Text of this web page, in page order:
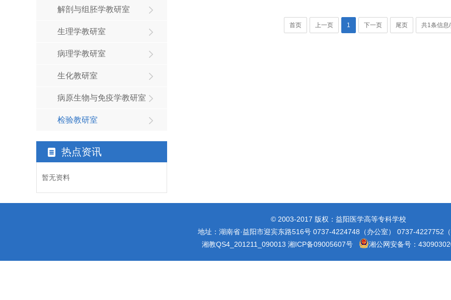
解剖与组胚学教研室
生理学教研室
病理学教研室
生化教研室
病原生物与免疫学教研室
检验教研室
热点资讯
暂无资料
首页 上一页 1 下一页 尾页 共1条信息
© 2003-2017 版权：益阳医学高等专科学校
地址：湖南省·益阳市迎宾东路516号 0737-4224748（办公室） 0737-4227752（
湘教QS4_201211_090013 湘ICP备09005607号 湘公网安备号：